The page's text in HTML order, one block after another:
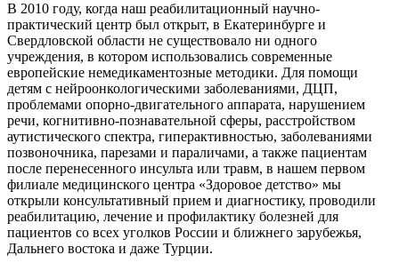
В 2010 году, когда наш реабилитационный научно-
практический центр был открыт, в Екатеринбурге и
Свердловской области не существовало ни одного
учреждения, в котором использовались современные
европейские немедикаментозные методики. Для помощи
детям с нейроонкологическими заболеваниями, ДЦП,
проблемами опорно-двигательного аппарата, нарушением
речи, когнитивно-познавательной сферы, расстройством
аутистического спектра, гиперактивностью, заболеваниями
позвоночника, парезами и параличами, а также пациентам
после перенесенного инсульта или травм, в нашем первом
филиале медицинского центра «Здоровое детство» мы
открыли консультативный прием и диагностику, проводили
реабилитацию, лечение и профилактику болезней для
пациентов со всех уголков России и ближнего зарубежья,
Дальнего востока и даже Турции.